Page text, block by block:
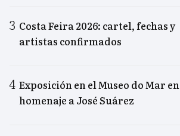
Costa Feira 2026: cartel, fechas y
artistas confirmados
Exposición en el Museo do Mar en
homenaje a José Suárez